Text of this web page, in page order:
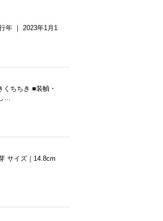
年 ｜ 2023年1月1
ちちき ■装幀・
…
サイズ｜14.8cm